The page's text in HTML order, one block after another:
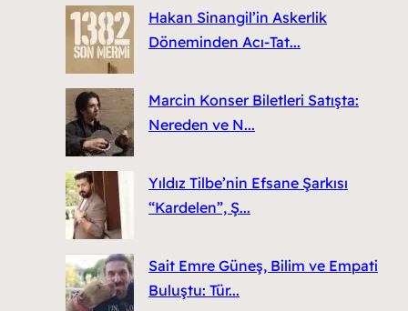
Hakan Sinangil’in Askerlik
Döneminden Acı-Tat...
Marcin Konser Biletleri Satışta:
Nereden ve N...
Yıldız Tilbe’nin Efsane Şarkısı
“Kardelen”, Ş...
Sait Emre Güneş, Bilim ve Empati
Buluştu: Tür...